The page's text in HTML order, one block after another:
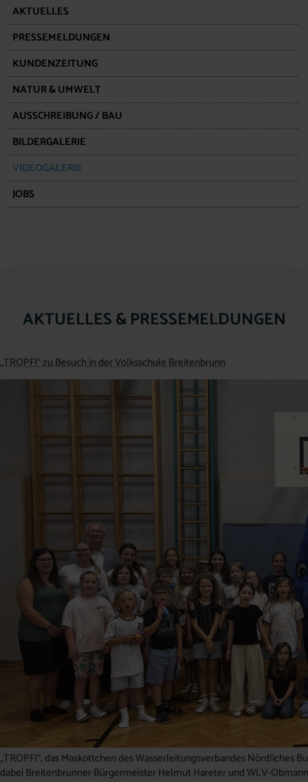
AKTUELLES
PRESSEMELDUNGEN
KUNDENZEITUNG
NATUR & UMWELT
AUSSCHREIBUNG / BAU
BILDERGALERIE
VIDEOGALERIE
JOBS
AKTUELLES & PRESSEMELDUNGEN
„TROPFI“ zu Besuch in der Volksschule Breitenbrunn
„TROPFI“, das Maskottchen des Wasserleitungsverbandes
dabei Breitenbrunner Bürgermeister Helmut Hareter und WLV-